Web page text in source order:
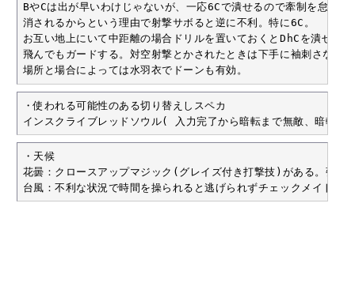
BやCは出が早いわけじゃないが、一応6Cで潰せるので牽制を怠らな
消されるからという理由で射撃サボると逆に不利。特に6C。
お互い地上にいて中距離の場合ドリルを置いておくとDhCを潰せる。
飛んでもガードする。対空射撃とかされたときは下手に袖刺さない。
場所と場合によっては水羽衣でドーンも有効。
・使われる可能性のある切り替えしスペカ
インスクライブレッドソウル( 入力完了から暗転まで無敵、暗転
・天候
花曇：クロースアップマジック(グレイズ付き打撃技)がある。弾幕
台風：不利な状況で時間を操られると逃げられずチェックメイト。